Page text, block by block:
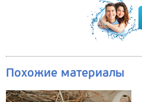
Похожие материалы